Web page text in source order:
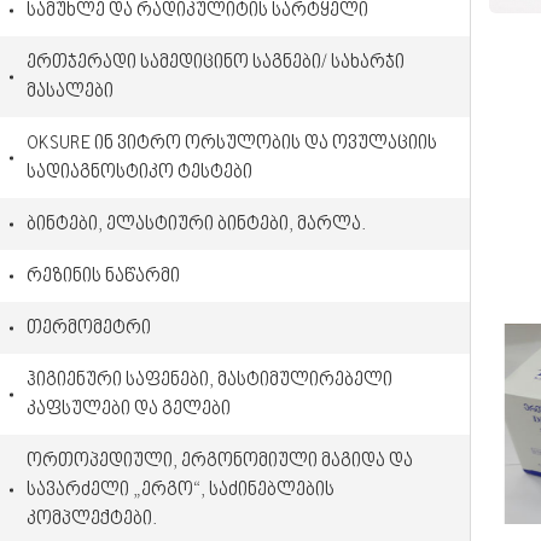
LifeStyles
Sure
Favorite
გორგოლაჭებიანი ლეიკოპლასტირები
თვალის საფენი
სამუხლე და რადიკულიტის სარტყელი
ერთჯერადი სამედიცინო საგნები/ სახარჯი
მასალები
OKSURE ინ ვიტრო ორსულობის და ოვულაციის
სადიაგნოსტიკო ტესტები
ბინტები, ელასტიური ბინტები, მარლა.
რეზინის ნაწარმი
თერმომეტრი
ჰიგიენური საფენები, მასტიმულირებელი
კაფსულები და გელები
ორთოპედიული, ერგონომიული მაგიდა და
სავარძელი „ერგო“, საძინებლების
კომპლექტები.